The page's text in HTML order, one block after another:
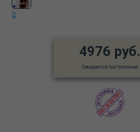
2
4976 руб.
Ожидается поступление